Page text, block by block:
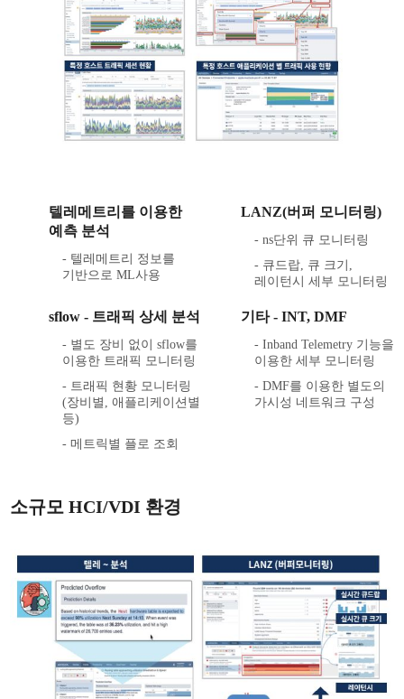
텔레메트리를 이용한
예측 분석
- 텔레메트리 정보를
기반으로 ML사용
LANZ(버퍼 모니터링)
- ns단위 큐 모니터링
- 큐드랍, 큐 크기,
레이턴시 세부 모니터링
sflow - 트래픽 상세 분석
- 별도 장비 없이 sflow를
이용한 트래픽 모니터링
- 트래픽 현황 모니터링
(장비별, 애플리케이션별
등)
- 메트릭별 플로 조회
기타 - INT, DMF
- Inband Telemetry 기능을
이용한 세부 모니터링
- DMF를 이용한 별도의
가시성 네트워크 구성
소규모 HCI/VDI 환경